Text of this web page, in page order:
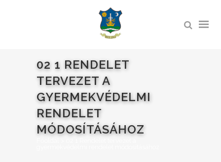
02 1 RENDELET
TERVEZET A
GYERMEKVÉDELMI
RENDELET
MÓDOSÍTÁSÁHOZ